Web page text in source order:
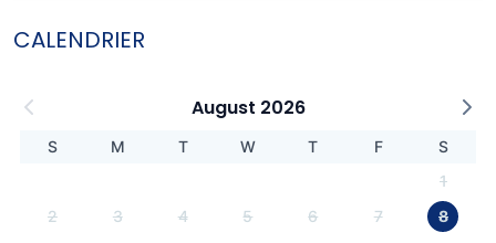
CALENDRIER
August 2026
S M T W T F
S
1
2
3 4 5 6 7
8